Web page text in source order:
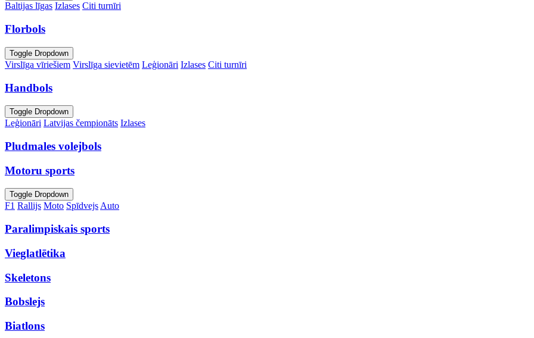
Baltijas līgas Izlases Citi turnīri
Florbols
Toggle Dropdown
Virslīga vīriešiem Virslīga sievietēm Leģionāri Izlases Citi turnīri
Handbols
Toggle Dropdown
Leģionāri Latvijas čempionāts Izlases
Pludmales volejbols
Motoru sports
Toggle Dropdown
F1 Rallijs Moto SpīdvejsAuto
Paralimpiskais sports
Vieglatlētika
Skeletons
Bobslejs
Biatlons